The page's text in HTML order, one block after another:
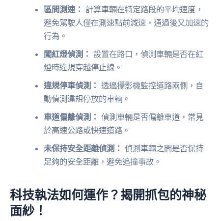
區間測速： 計算車輛在特定路段的平均速度，
避免駕駛人僅在測速點前減速，通過後又加速的
行為。
闖紅燈偵測： 設置在路口，偵測車輛是否在紅
燈時違規穿越停止線。
違規停車偵測： 透過攝影機監控道路兩側，自
動偵測違規停放的車輛。
車道偏離偵測： 偵測車輛是否偏離車道，常見
於高速公路或快速道路。
未保持安全距離偵測： 偵測車輛之間是否保持
足夠的安全距離，避免追撞事故。
科技執法如何運作？揭開抓包的神秘
面紗！